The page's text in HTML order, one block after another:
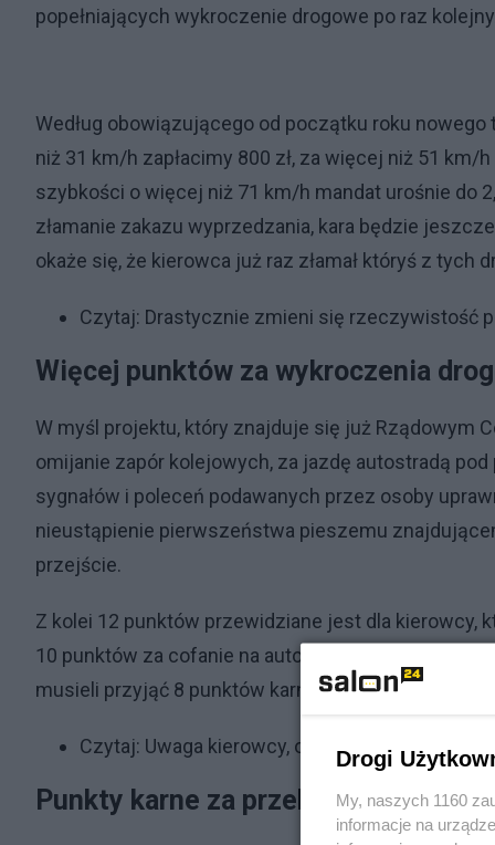
popełniających wykroczenie drogowe po raz
Według obowiązującego od początku roku
niż 31 km/h zapłacimy 800 zł, za więcej niż 51
szybkości o więcej niż 71 km/h mandat urośnie do
złamanie zakazu wyprzedzania, kara będzie
okaże się, że kierowca już raz złamał któryś z tych
Czytaj: Drastycznie zmieni się rzeczywistość
Więcej punktów za wykroczenia
W myśl projektu, który znajduje się już Rządowym
omijanie zapór kolejowych, za jazdę autostradą
sygnałów i poleceń podawanych przez osoby
nieustąpienie pierwszeństwa pieszemu
przejście.
Z kolei 12 punktów przewidziane jest dla kierowcy,
10 punktów za cofanie na autostradzie lub drodze
musieli przyjąć 8 punktów karnych, a kierowca bez
Czytaj: Uwaga kierowcy, od września nowe
Punkty karne za przekroczenie
Drogi
My, naszych 1160
informacje na